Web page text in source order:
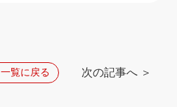
一覧に戻る 次の記事へ ＞